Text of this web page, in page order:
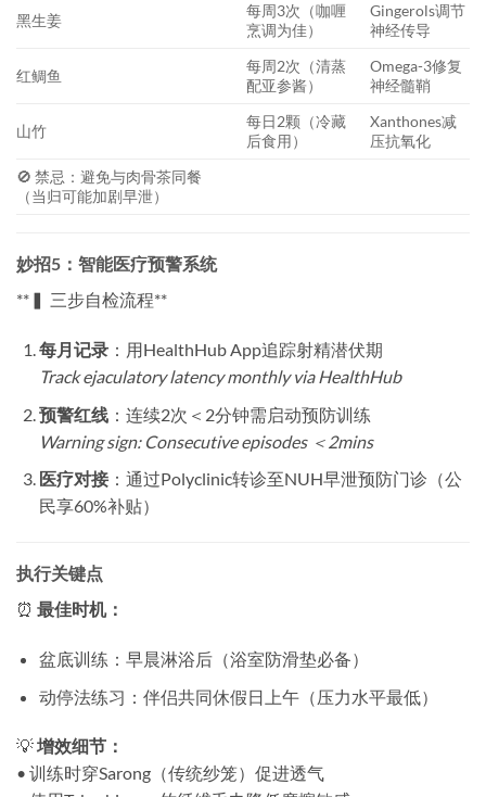
黑生姜
每周3次（咖喱
烹调为佳）
Gingerols调节
神经传导
红鲷鱼
每周2次（清蒸
配亚参酱）
Omega-3修复
神经髓鞘
山竹
每日2颗（冷藏
后食用）
Xanthones减
压抗氧化
🚫 禁忌：避免与肉骨茶同餐
（当归可能加剧早泄）
妙招5：智能医疗预警系统
​**▍ 三步自检流程**​
每月记录​：用HealthHub App追踪射精潜伏期
Track ejaculatory latency monthly via HealthHub
预警红线​：连续2次＜2分钟需启动预防训练
Warning sign: Consecutive episodes ＜2mins
医疗对接​：通过Polyclinic转诊至NUH早泄预防门诊（公
民享60%补贴）
执行关键点
⏰ ​ 最佳时机：​
盆底训练：早晨淋浴后（浴室防滑垫必备）
动停法练习：伴侣共同休假日上午（压力水平最低）
💡 ​增效细节：​
• 训练时穿Sarong（传统纱笼）促进透气